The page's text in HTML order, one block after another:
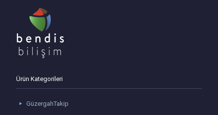
Ürün Kategorileri
GüzergahTakip